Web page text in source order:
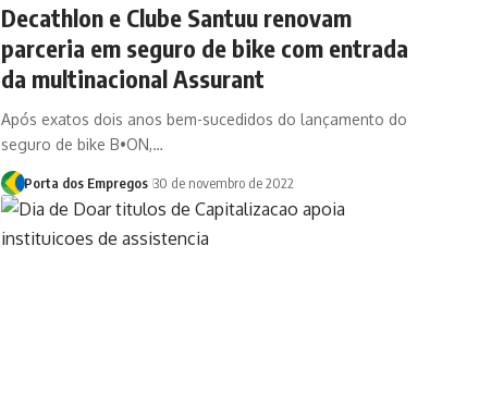
Decathlon e Clube Santuu renovam
parceria em seguro de bike com entrada
da multinacional Assurant
Após exatos dois anos bem-sucedidos do lançamento do
seguro de bike B•ON,…
Porta dos Empregos 30 de novembro de 2022